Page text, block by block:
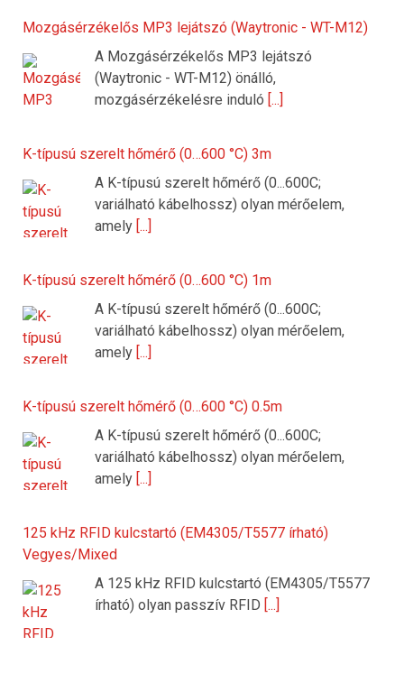
Mozgásérzékelős MP3 lejátszó (Waytronic - WT-M12)
A Mozgásérzékelős MP3 lejátszó
(Waytronic - WT-M12) önálló,
mozgásérzékelésre induló [...]
K-típusú szerelt hőmérő (0…600 °C) 3m
A K-típusú szerelt hőmérő (0...600C;
variálható kábelhossz) olyan mérőelem,
amely [...]
K-típusú szerelt hőmérő (0…600 °C) 1m
A K-típusú szerelt hőmérő (0...600C;
variálható kábelhossz) olyan mérőelem,
amely [...]
K-típusú szerelt hőmérő (0…600 °C) 0.5m
A K-típusú szerelt hőmérő (0...600C;
variálható kábelhossz) olyan mérőelem,
amely [...]
125 kHz RFID kulcstartó (EM4305/T5577 írható)
Vegyes/Mixed
A 125 kHz RFID kulcstartó (EM4305/T5577
írható) olyan passzív RFID [...]